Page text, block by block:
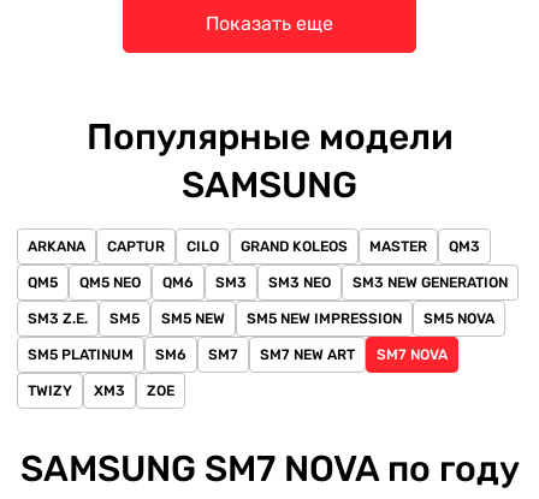
Показать еще
Популярные модели
SAMSUNG
ARKANA CAPTUR CILO GRAND KOLEOS MASTER QM3
QM5 QM5 NEO QM6 SM3 SM3 NEO SM3 NEW GENERATION
SM3 Z.E. SM5 SM5 NEW SM5 NEW IMPRESSION SM5 NOVA
SM5 PLATINUM SM6 SM7 SM7 NEW ART SM7 NOVA
TWIZY XM3 ZOE
SAMSUNG SM7 NOVA по году